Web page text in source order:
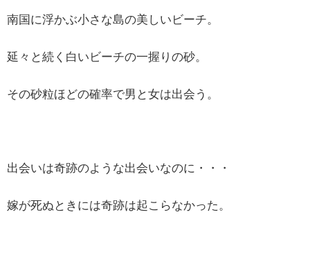
南国に浮かぶ小さな島の美しいビーチ。
延々と続く白いビーチの一握りの砂。
その砂粒ほどの確率で男と女は出会う。
出会いは奇跡のような出会いなのに・・・
嫁が死ぬときには奇跡は起こらなかった。